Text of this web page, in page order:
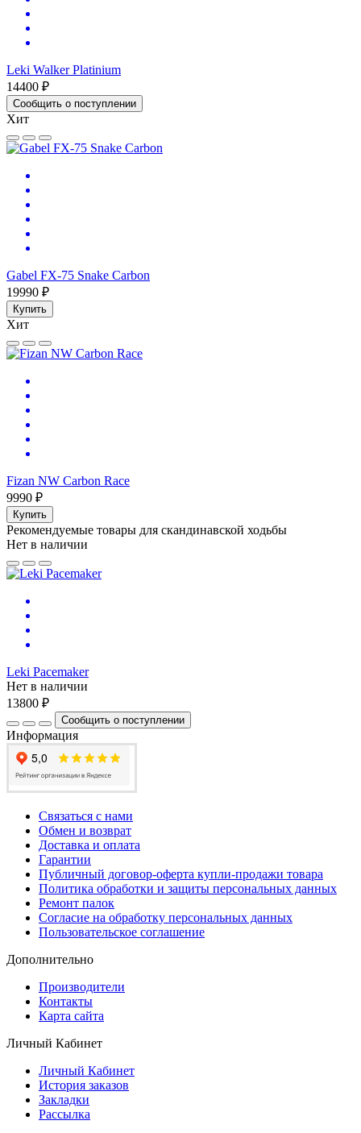
Leki Walker Platinium
14400 ₽
Сообщить о поступлении
Хит
Gabel FX-75 Snake Carbon
19990 ₽
Купить
Хит
Fizan NW Carbon Race
9990 ₽
Купить
Рекомендуемые товары для скандинавской ходьбы
Нет в наличии
Leki Pacemaker
Нет в наличии
13800 ₽
Сообщить о поступлении
Информация
Связаться с нами
Обмен и возврат
Доставка и оплата
Гарантии
Публичный договор-оферта купли-продажи товара
Политика обработки и защиты персональных данных
Ремонт палок
Согласие на обработку персональных данных
Пользовательское соглашение
Дополнительно
Производители
Контакты
Карта сайта
Личный Кабинет
Личный Кабинет
История заказов
Закладки
Рассылка